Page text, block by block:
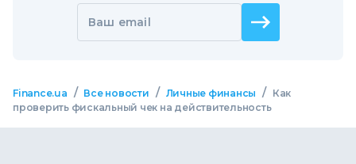
Ваш email
Finance.ua / Все новости / Личные финансы /
Как
проверить фискальный чек на действительность